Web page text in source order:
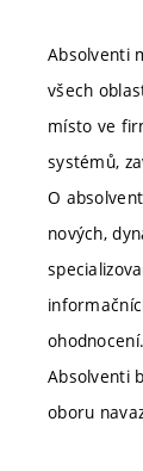
Absolventi
všech
místo ve
systémů,
O
nových,
ohodnocení.
Absolventi
oboru